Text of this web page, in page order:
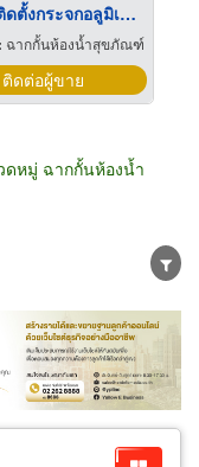
รับเหมาติดตั้งกระจกอลูมิเนียม ฉากกั้นห้องอาบน้ำ
ฉากกั้นห้องน้ำสุขภัณฑ์
ติดต่อผู้ขาย
ดหมู่ ฉากกั้นห้องน้ำ
ตัวแทนจัดจำหน่าย